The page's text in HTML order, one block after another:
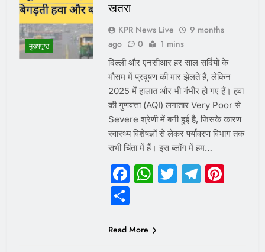
मुख्यपृष्ठ
खतरा
KPR News Live
9 months
ago
0 1 mins
दिल्ली और एनसीआर हर साल सर्दियों के
मौसम में प्रदूषण की मार झेलते हैं, लेकिन
2025 में हालात और भी गंभीर हो गए हैं। हवा
की गुणवत्ता (AQI) लगातार Very Poor से
Severe श्रेणी में बनी हुई है, जिसके कारण
स्वास्थ्य विशेषज्ञों से लेकर पर्यावरण विभाग तक
सभी चिंता में हैं। इस ब्लॉग में हम…
Facebook
WhatsApp
Twitter
Share
Read More